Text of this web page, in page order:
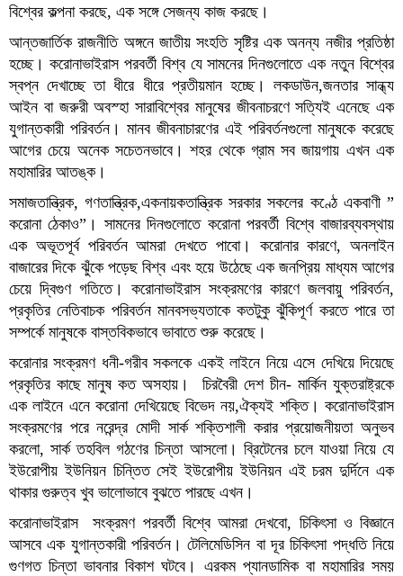
বিশ্বের কল্পনা করছে, এক সঙ্গে সেজন্য কাজ করছে।
আন্তজার্তিক রাজনীতি অঙ্গনে জাতীয় সংহতি সৃষ্টির এক অনন্য নজীর প্রতিষ্ঠা
হচ্ছে। করোনাভাইরাস পরবর্তী বিশ্ব যে সামনের দিনগুলোতে এক নতুন বিশ্বের
স্বপ্ন দেখাচ্ছে তা ধীরে ধীরে প্রতীয়মান হচ্ছে। লকডাউন,জনতার সান্ধ্য
আইন বা জরুরী অবস্হা সারাবিশ্বের মানুষের জীবনাচরণে সত্যিই এনেছে এক
যুগান্তকারী পরিবর্তন। মানব জীবনাচারণের এই পরিবর্তনগুলো মানুষকে করেছে
আগের চেয়ে অনেক সচেতনভাবে। শহর থেকে গ্রাম সব জায়গায় এখন এক
মহামারির আতঙ্ক।
সমাজতান্ত্রিক, গণতান্ত্রিক,একনায়কতান্ত্রিক সরকার সকলের কণ্ঠে একবাণী ”
করোনা ঠেকাও”। সামনের দিনগুলোতে করোনা পরবর্তী বিশ্বে বাজারব্যবস্থায়
এক অভূতপূর্ব পরিবর্তন আমরা দেখতে পাবো। করোনার কারণে, অনলাইন
বাজারের দিকে ঝুঁকে পড়েছ বিশ্ব এবং হয়ে উঠেছে এক জনপ্রিয় মাধ্যম আগের
চেয়ে দ্বিগুণ গতিতে। করোনাভাইরাস সংক্রমণের কারণে জলবায়ু পরিবর্তন,
প্রকৃতির নেতিবাচক পরিবর্তন মানবসভ্যতাকে কতটুকু ঝুঁকিপূর্ণ করতে পারে তা
সম্পর্কে মানুষকে বাস্তবিকভাবে ভাবাতে শুরু করেছে।
করোনার সংক্রমণ ধনী-গরীব সকলকে একই লাইনে নিয়ে এসে দেখিয়ে দিয়েছে
প্রকৃতির কাছে মানুষ কত অসহায়। চিরবৈরী দেশ চীন- মার্কিন যুক্তরাষ্ট্রকে
এক লাইনে এনে করোনা দেখিয়েছে বিভেদ নয়,ঐক্যই শক্তি। করোনাভাইরাস
সংক্রমণের পরে নরেন্দ্র মোদী সার্ক শক্তিশালী করার প্রয়োজনীয়তা অনুভব
করলো, সার্ক তহবিল গঠণের চিন্তা আসলো। ব্রিটেনের চলে যাওয়া নিয়ে যে
ইউরোপীয় ইউনিয়ন চিন্তিত সেই ইউরোপীয় ইউনিয়ন এই চরম দুর্দিনে এক
থাকার গুরুত্ব খুব ভালোভাবে বুঝতে পারছে এখন।
করোনাভাইরাস সংক্রমণ পরবর্তী বিশ্বে আমরা দেখবো, চিকিৎসা ও বিজ্ঞানে
আসবে এক যুগান্তকারী পরিবর্তন। টেলিমেডিসিন বা দূর চিকিৎসা পদ্ধতি নিয়ে
গুণগত চিন্তা ভাবনার বিকাশ ঘটবে। এরকম প্যানডামিক বা মহামারির সময়